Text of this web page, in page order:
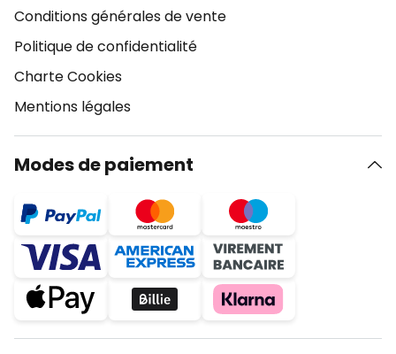
Conditions générales de vente
Politique de confidentialité
Charte Cookies
Mentions légales
Modes de paiement